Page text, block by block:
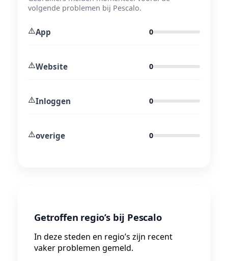
volgende problemen bij Pescalo.
⚠️App 0
⚠️Website 0
⚠️Inloggen 0
⚠️overige 0
Getroffen regio’s bij Pescalo
In deze steden en regio’s zijn recent
vaker problemen gemeld.